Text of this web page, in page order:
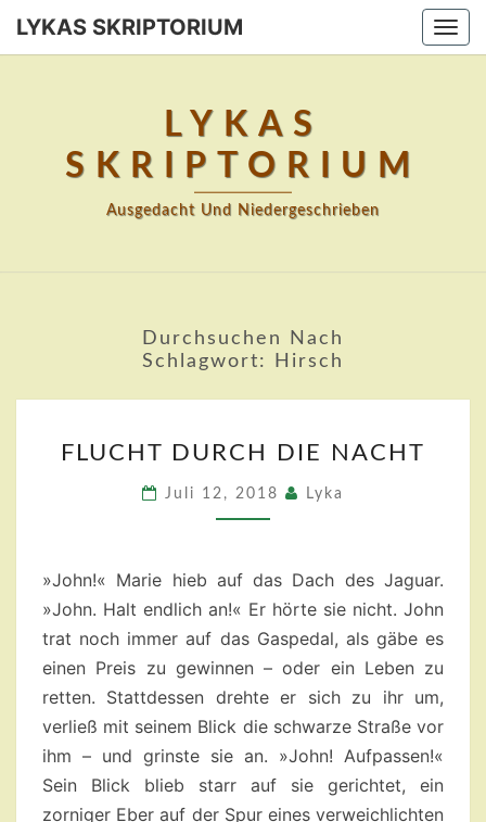
Skip
LYKAS SKRIPTORIUM
LYKAS
SKRIPTORIUM
Ausgedacht Und Niedergeschrieben
Durchsuchen Nach
Schlagwort:
Hirsch
DURCH
DIE
NACHT
FLUCHT DURCH DIE NACHT
Juli 12, 2018 Lyka
»John!« Marie hieb auf das Dach des Jaguar.
»John. Halt endlich an!« Er hörte sie nicht. John
trat noch immer auf das Gaspedal, als gäbe es
einen Preis zu gewinnen – oder ein Leben zu
retten. Stattdessen drehte er sich zu ihr um,
verließ mit seinem Blick die schwarze Straße vor
ihm – und grinste sie an. »John! Aufpassen!«
Sein Blick blieb starr auf sie gerichtet, ein
zorniger Eber auf der Spur eines verweichlichten